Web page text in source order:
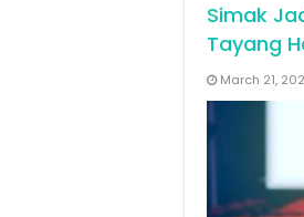
Simak
Tayang
March 21,